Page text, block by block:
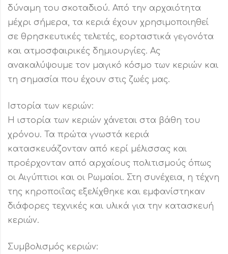
δύναμη του σκοταδιού. Από την αρχαιότητα
μέχρι σήμερα, τα κεριά έχουν χρησιμοποιηθεί
σε θρησκευτικές τελετές, εορταστικά γεγονότα
και ατμοσφαιρικές δημιουργίες. Ας
ανακαλύψουμε τον μαγικό κόσμο των κεριών και
τη σημασία που έχουν στις ζωές μας.
Ιστορία των κεριών:
Η ιστορία των κεριών χάνεται στα βάθη του
χρόνου. Τα πρώτα γνωστά κεριά
κατασκευάζονταν από κερί μέλισσας και
προέρχονταν από αρχαίους πολιτισμούς όπως
οι Αιγύπτιοι και οι Ρωμαίοι. Στη συνέχεια, η τέχνη
της κηροποιΐας εξελίχθηκε και εμφανίστηκαν
διάφορες τεχνικές και υλικά για την κατασκευή
κεριών.
Συμβολισμός κεριών: